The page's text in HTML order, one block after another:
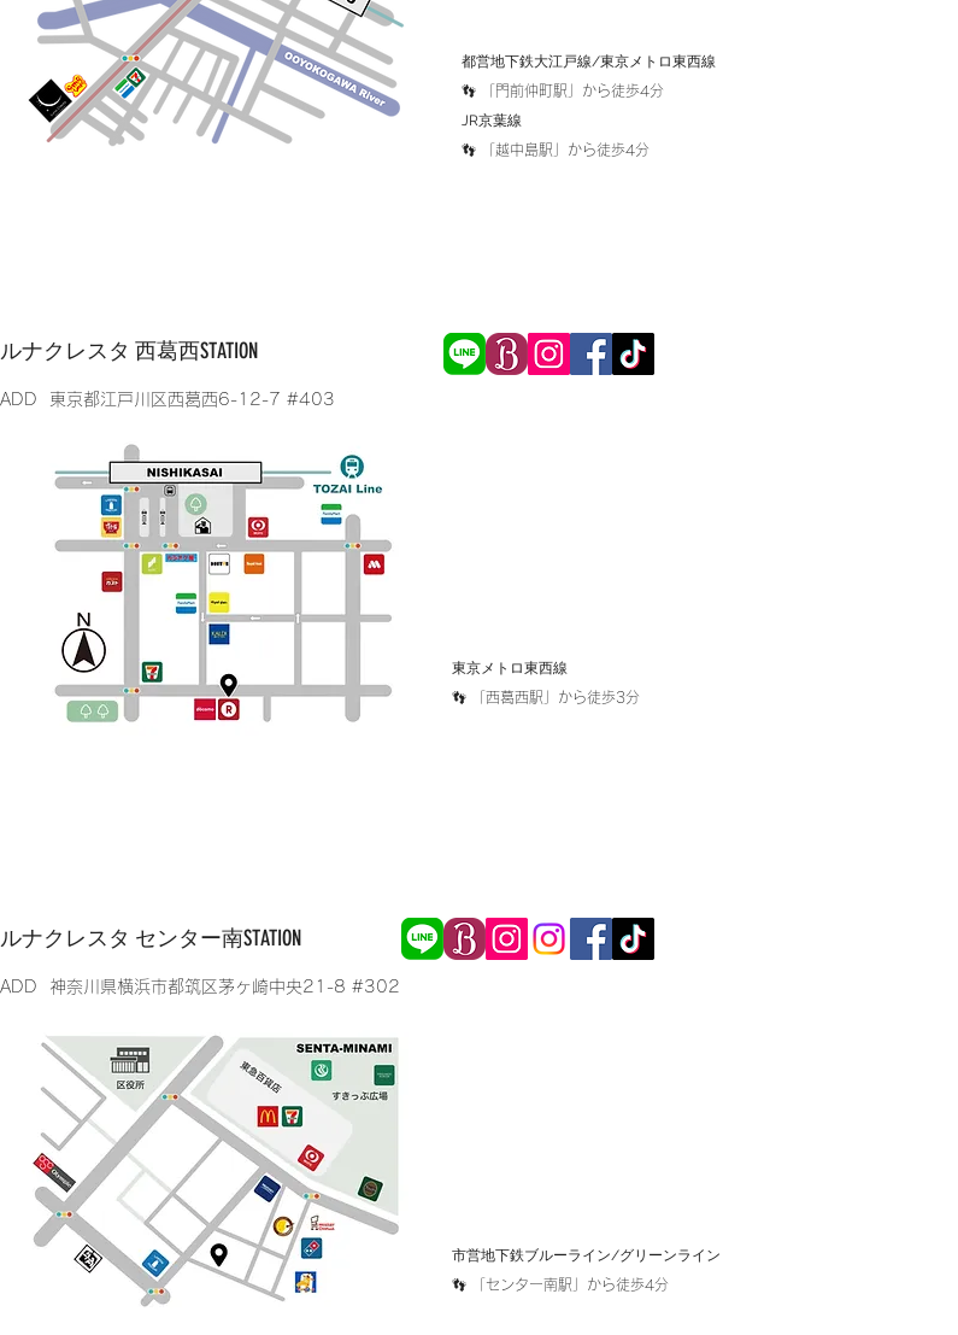
​都営地下鉄大江戸線/東京メトロ東西線
👣 「 門前仲町駅」から徒歩4分
​JR京葉線
​👣 「越中島駅」から徒歩4分
​ルナクレスタ 西葛西STATION
​ADD 東京都江戸川区西葛西6-12-7 #403
東京メトロ東西線​
​👣 「西葛西駅」から徒歩3分
​ルナクレスタ センター南STATION
​ADD 神奈川県横浜市都筑区茅ヶ崎中央21-8 #302
市営地下鉄ブルーライン/グリーンライン​
​👣 「センター南駅」から徒歩4分